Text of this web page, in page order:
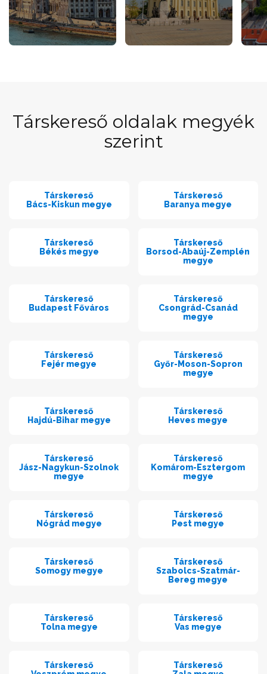
Társkereső oldalak megyék
szerint
Társkereső
Bács-Kiskun megye
Társkereső
Baranya megye
Társkereső
Békés megye
Társkereső
Borsod-Abaúj-Zemplén
megye
Társkereső
Budapest Főváros
Társkereső
Csongrád-Csanád
megye
Társkereső
Fejér megye
Társkereső
Győr-Moson-Sopron
megye
Társkereső
Hajdú-Bihar megye
Társkereső
Heves megye
Társkereső
Jász-Nagykun-Szolnok
megye
Társkereső
Komárom-Esztergom
megye
Társkereső
Nógrád megye
Társkereső
Pest megye
Társkereső
Somogy megye
Társkereső
Szabolcs-Szatmár-
Bereg megye
Társkereső
Tolna megye
Társkereső
Vas megye
Társkereső
Társkereső